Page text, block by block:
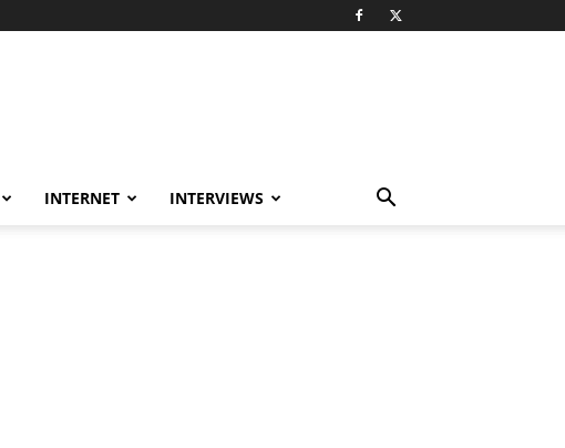
INTERNET INTERVIEWS